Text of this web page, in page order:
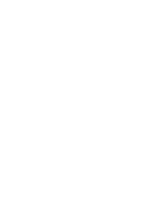
ist auch eine schulische Vor-
B. in Form eines
wird das Lernen in der Schule mit
in der Praktikumsstelle
bzw. die Praktikumsstelle
und die notwendigen
Sie in Ihrer Schule von Ihrer
bzw. von der Ansprechperson an